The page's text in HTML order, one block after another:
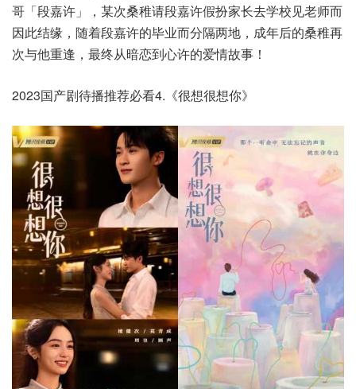
哥「段嘉许」，某次桑稚请段嘉许假扮家长去学校见老师而
因此结缘，随着段嘉许的毕业而分隔两地，成年后的桑稚再
次与他重逢，最终从暗恋到心许的爱情故事！
2023国产剧待播推荐必看4.《很想很想你》